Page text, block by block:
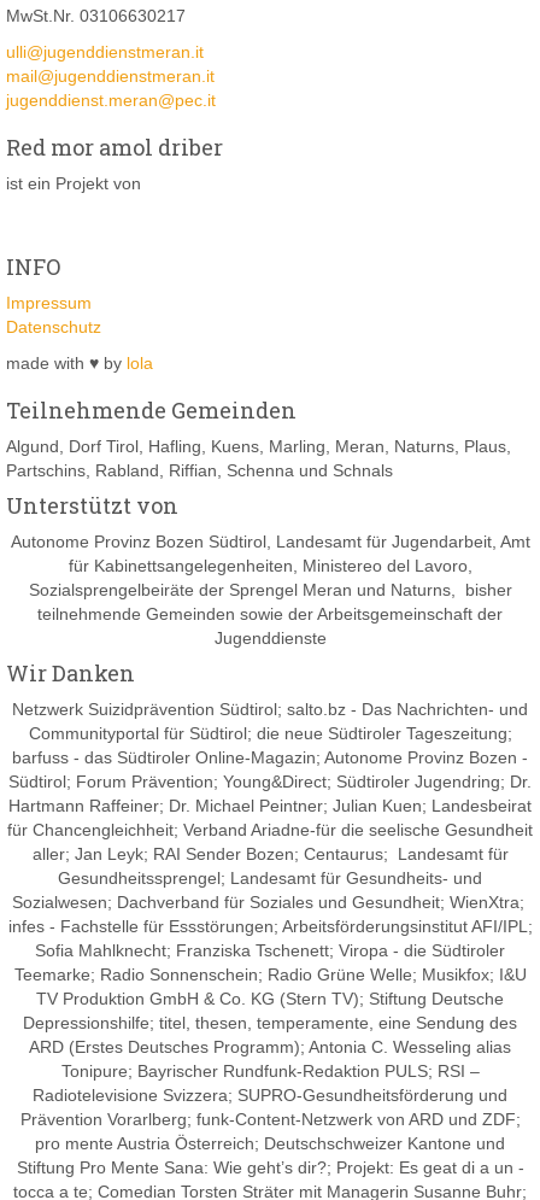
MwSt.Nr. 03106630217
ulli@jugenddienstmeran.it
mail@jugenddienstmeran.it
jugenddienst.meran@pec.it
Red mor amol driber
ist ein Projekt von
INFO
Impressum
Datenschutz
made with ♥ by lola
Teilnehmende Gemeinden
Algund, Dorf Tirol, Hafling, Kuens, Marling, Meran, Naturns, Plaus,
Partschins, Rabland, Riffian, Schenna und Schnals
Unterstützt von
Autonome Provinz Bozen Südtirol, Landesamt für Jugendarbeit, Amt
für Kabinettsangelegenheiten, Ministereo del Lavoro,
Sozialsprengelbeiräte der Sprengel Meran und Naturns, bisher
teilnehmende Gemeinden sowie der Arbeitsgemeinschaft der
Jugenddienste
Wir Danken
Netzwerk Suizidprävention Südtirol; salto.bz - Das Nachrichten- und
Communityportal für Südtirol; die neue Südtiroler Tageszeitung;
barfuss - das Südtiroler Online-Magazin; Autonome Provinz Bozen -
Südtirol; Forum Prävention; Young&Direct; Südtiroler Jugendring; Dr.
Hartmann Raffeiner; Dr. Michael Peintner; Julian Kuen; Landesbeirat
für Chancengleichheit; Verband Ariadne-für die seelische Gesundheit
aller; Jan Leyk; RAI Sender Bozen; Centaurus; Landesamt für
Gesundheitssprengel; Landesamt für Gesundheits- und
Sozialwesen; Dachverband für Soziales und Gesundheit; WienXtra;
infes - Fachstelle für Essstörungen; Arbeitsförderungsinstitut AFI/IPL;
Sofia Mahlknecht; Franziska Tschenett; Viropa - die Südtiroler
Teemarke; Radio Sonnenschein; Radio Grüne Welle; Musikfox; I&U
TV Produktion GmbH & Co. KG (Stern TV); Stiftung Deutsche
Depressionshilfe; titel, thesen, temperamente, eine Sendung des
ARD (Erstes Deutsches Programm); Antonia C. Wesseling alias
Tonipure; Bayrischer Rundfunk-Redaktion PULS; RSI –
Radiotelevisione Svizzera; SUPRO-Gesundheitsförderung und
Prävention Vorarlberg; funk-Content-Netzwerk von ARD und ZDF;
pro mente Austria Österreich; Deutschschweizer Kantone und
Stiftung Pro Mente Sana: Wie geht’s dir?; Projekt: Es geat di a un -
tocca a te; Comedian Torsten Sträter mit Managerin Susanne Buhr;